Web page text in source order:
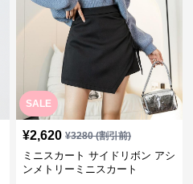
SALE
¥2,620 ¥3280(割引前)
ミニスカート サイドリボン アシ
ンメトリーミニスカート